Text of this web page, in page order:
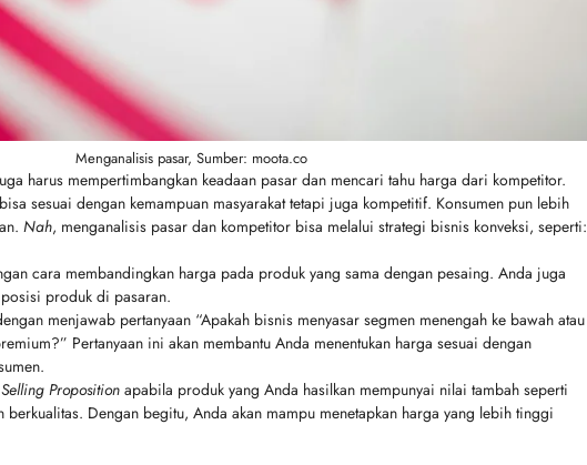
Menganalisis pasar, Sumber: moota.co
harus mempertimbangkan keadaan pasar dan mencari tahu harga dari kompetitor.
sesuai dengan kemampuan masyarakat tetapi juga kompetitif. Konsumen pun lebih
Nah, menganalisis pasar dan kompetitor bisa melalui strategi bisnis konveksi, seperti:
cara membandingkan harga pada produk yang sama dengan pesaing. Anda juga
produk di pasaran.
menjawab pertanyaan “Apakah bisnis menyasar segmen menengah ke bawah atau
Pertanyaan ini akan membantu Anda menentukan harga sesuai dengan
Propositionapabila produk yang Anda hasilkan mempunyai nilai tambah seperti
berkualitas. Dengan begitu, Anda akan mampu menetapkan harga yang lebih tinggi